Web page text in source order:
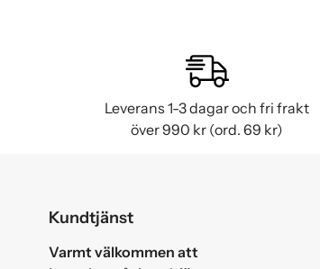
Leverans 1-3 dagar och fri frakt
över 990 kr (ord. 69 kr)
Kundtjänst
Varmt välkommen att